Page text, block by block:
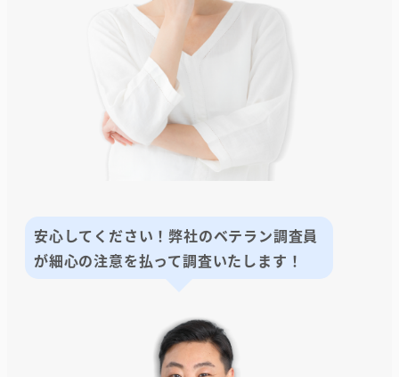
安心してください！弊社のベテラン調査員
が細心の注意を払って調査いたします！